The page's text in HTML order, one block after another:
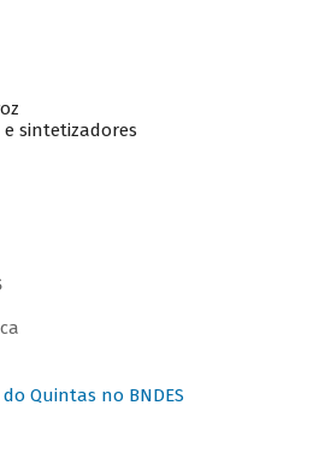
sintetizadores
Quintas no BNDES